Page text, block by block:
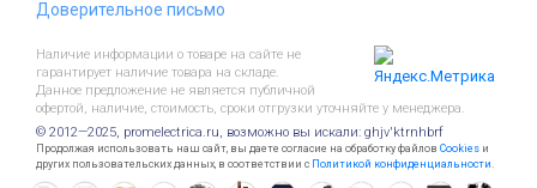
Доверительное письмо
Наличие информации о товаре на сайте не
гарантирует наличие товара на складе.
Данное предложение не является публичной
офертой, наличие, стоимость, сроки отгрузки уточняйте у менеджера.
© 2012—2025, promelectrica.ru, возможно вы искали: ghjv'ktrnhbrf
Продолжая использовать наш сайт, вы даете согласие на обработку файлов Cookies и
других пользовательских данных, в соответствии с Политикой конфиденциальности.